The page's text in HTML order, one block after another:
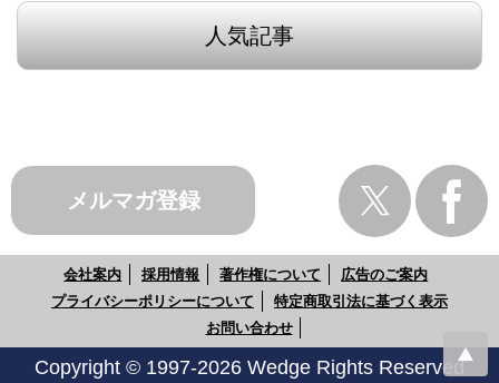
人気記事
メルマガ登録
会社案内 採用情報 著作権について
広告のご案内
プライバシーポリシーについて
特定商取引法に基づく表示
お問い合わせ
Copyright © 1997-2026 Wedge Rights Reserved